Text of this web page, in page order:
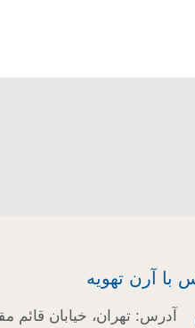
با آرن تهویه
آدرس: تهران، خیابان قائم